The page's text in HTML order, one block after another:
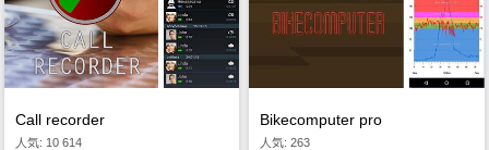
Call recorder
人気: 10 614
Bikecomputer pro
人気: 263